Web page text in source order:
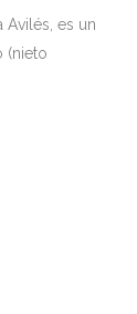
Avilés, es un
(nieto